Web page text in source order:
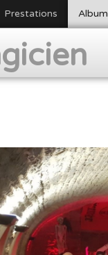
Prestations Album